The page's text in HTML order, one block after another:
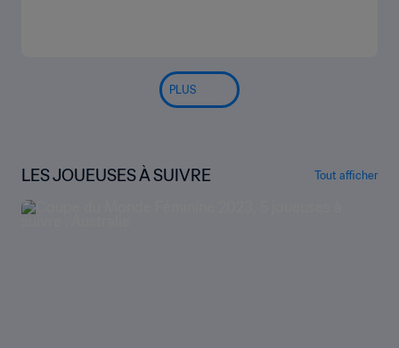
PLUS
LES JOUEUSES À SUIVRE Tout afficher